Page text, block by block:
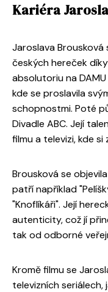
Kariéra
Jaroslava Brousková
českých hereček
absolutoriu na
kde se proslavila
schopnostmi. Poté
Divadle ABC. Její
filmu a televizi, kde
Brousková se
patří například
"Knoflíkáři". Její
autenticity, což jí
tak od odborné
Kromě filmu se
televizních seriálech,